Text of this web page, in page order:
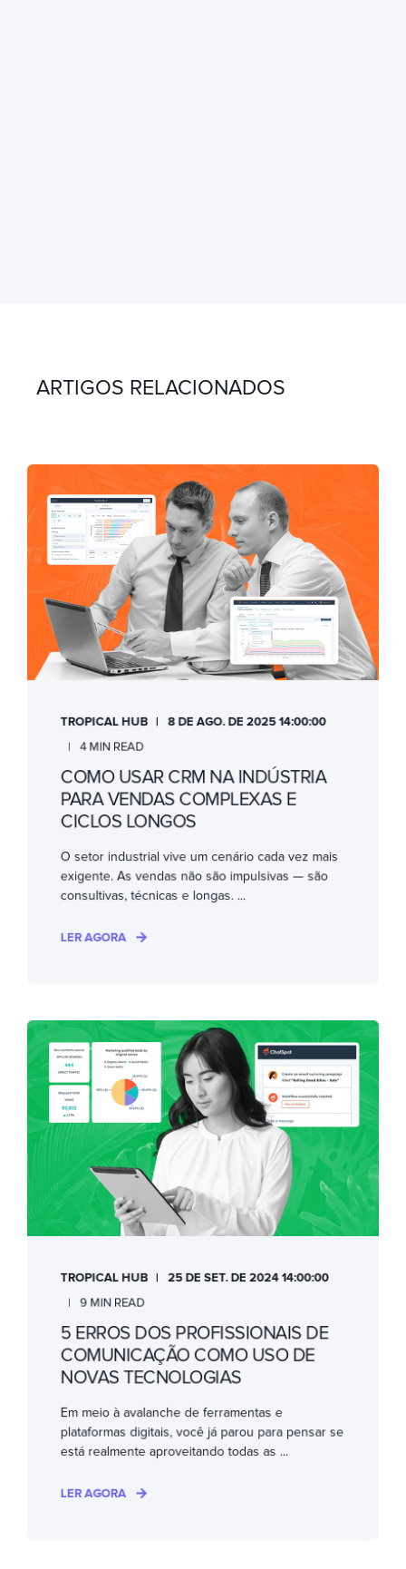
ARTIGOS RELACIONADOS
TROPICAL HUB
8 DE AGO. DE 2025 14:00:00
4 MIN READ
COMO USAR CRM NA INDÚSTRIA
PARA VENDAS COMPLEXAS E
CICLOS LONGOS
O setor industrial vive um cenário cada vez mais
exigente. As vendas não são impulsivas — são
consultivas, técnicas e longas. ...
LER AGORA
TROPICAL HUB
25 DE SET. DE 2024 14:00:00
9 MIN READ
5 ERROS DOS PROFISSIONAIS DE
COMUNICAÇÃO COMO USO DE
NOVAS TECNOLOGIAS
Em meio à avalanche de ferramentas e
plataformas digitais, você já parou para pensar se
está realmente aproveitando todas as ...
LER AGORA